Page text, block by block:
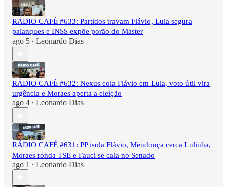
RÁDIO CAFÉ #633: Partidos travam Flávio, Lula segura
palanques e INSS expõe porão do Master
ago 5 • Leonardo Dias
RÁDIO CAFÉ #632: Nexus cola Flávio em Lula, voto útil vira
urgência e Moraes aperta a eleição
ago 4 • Leonardo Dias
RÁDIO CAFÉ #631: PP isola Flávio, Mendonça cerca Lulinha,
Moraes ronda TSE e Fauci se cala no Senado
ago 1 • Leonardo Dias